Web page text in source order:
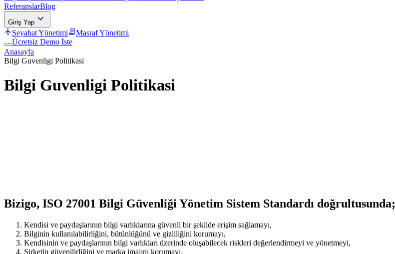
ReferanslarBlog
Giriş Yap
Seyahat Yönetimi
Masraf Yönetimi
Ücretsiz Demo İste
Anasayfa
Bilgi Guvenligi Politikasi
Bilgi Guvenligi Politikasi
Bizigo, ISO 27001 Bilgi Güvenliği Yönetim Sistem Standardı doğrultusunda;
Kendisi ve paydaşlarının bilgi varlıklarına güvenli bir şekilde erişim sağlamayı,
Bilginin kullanılabilirliğini, bütünlüğünü ve gizliliğini korumayı,
Kendisinin ve paydaşlarının bilgi varlıkları üzerinde oluşabilecek riskleri değerlendirmeyi ve yönetmeyi,
Şirketin güvenilirliğini ve marka imajını korumayı,